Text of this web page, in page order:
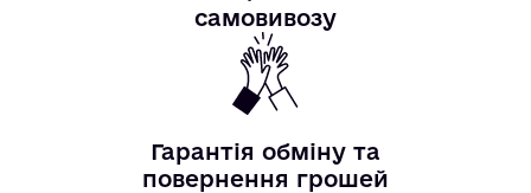
самовивозу
Гарантія обміну та
повернення грошей